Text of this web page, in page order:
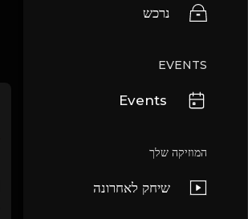
נרכש
EVENTS
Events
המוזיקה שלך
שיחק לאחרונה